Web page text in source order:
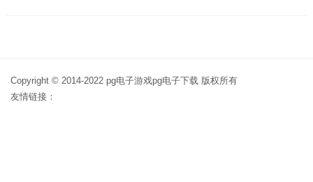
Copyright © 2014-2022 pg电子游戏pg电子下载 版权所有
友情链接：